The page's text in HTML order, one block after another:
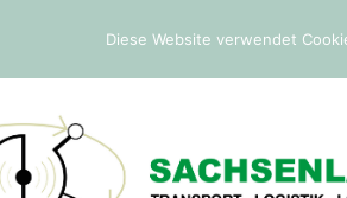
Befreiung von der Sicherheitsleistung
Diese Website verwendet